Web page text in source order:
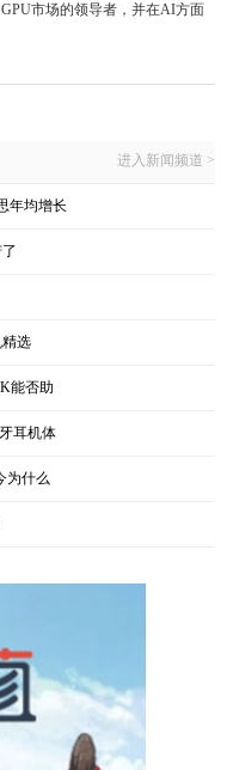
市场的领导者，并在AI方面
进入新闻频道 >
年均增长
选
能否助
耳机体
为什么